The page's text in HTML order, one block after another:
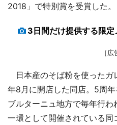
2018」で特別賞を受賞した。
3日間だけ提供する限定
［広
日本産のそば粉を使ったガ
年8月に開店した同店。5周
ブルターニュ地方で毎年行
一環として開催されている